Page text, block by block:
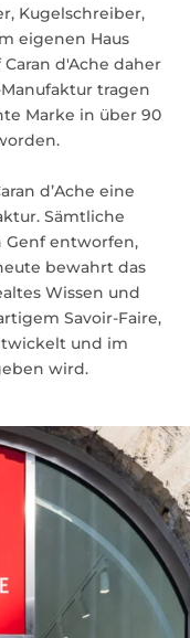
Kugelschreiber,
eigenen Haus
d'Ache daher
tragen
Marke in über 90
d’Ache eine
Sämtliche
entworfen,
bewahrt das
Wissen und
Savoir-Faire,
und im
wird.